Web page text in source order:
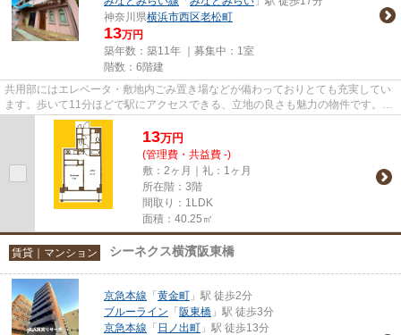
神奈川県横浜市西区老松町
13万円
築年数：築11年 ｜募集中： 1室
階数：6階建
共用部にはエレベータ・敷地内ごみ置き場などが備わっておりとても充実してい
ます。歩いて11分ほどで駅にアクセスできる、立地の良さも魅力の物件です。こ
ちらはマンションタイプにな...
13万円
(管理費・共益費 -)
敷：2ヶ月｜礼：1ヶ月
所在階：3階
間取り：1LDK
面積：40.25㎡
賃貸｜マンション シーネクス横濱阪東橋
京急本線 「 黄金町 」駅 徒歩2分
ブルーライン 「 阪東橋 」駅 徒歩3分
京急本線 「 日ノ出町 」駅 徒歩13分